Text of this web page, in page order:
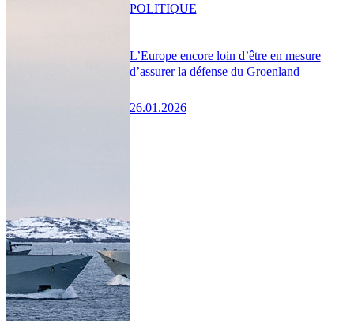
L’Europe encore loin d’être en mesure
d’assurer la défense du Groenland
26.01.2026
POLITIQUE